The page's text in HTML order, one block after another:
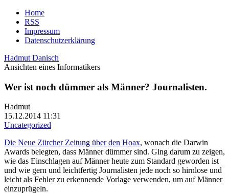
Home
RSS
Impressum
Datenschutzerklärung
Hadmut Danisch
Ansichten eines Informatikers
Wer ist noch dümmer als Männer? Journalisten.
Hadmut
15.12.2014 11:31
Uncategorized
Die Neue Zürcher Zeitung über den Hoax, wonach die Darwin
Awards belegten, dass Männer dümmer sind. Ging darum zu zeigen,
wie das Einschlagen auf Männer heute zum Standard geworden ist
und wie gern und leichtfertig Journalisten jede noch so hirnlose und
leicht als Fehler zu erkennende Vorlage verwenden, um auf Männer
einzuprügeln.